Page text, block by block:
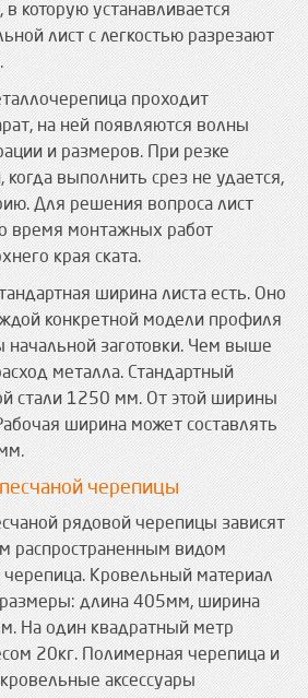
которую устанавливается
лист с легкостью разрезают
проходит
на ней появляются волны
и размеров. При резке
когда выполнить срез не удается,
Для решения вопроса лист
время монтажных работ
края ската.
ширина листа есть. Оно
конкретной модели профиля
начальной заготовки. Чем выше
металла. Стандартный
стали 1250 мм. От этой ширины
ширина может составлять
черепицы
рядовой черепицы зависят
распространенным видом
черепица. Кровельный материал
длина 405мм, ширина
На один квадратный метр
20кг. Полимерная черепица и
аксессуары